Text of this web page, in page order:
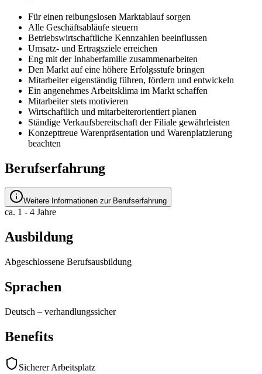
Für einen reibungslosen Marktablauf sorgen
Alle Geschäftsabläufe steuern
Betriebswirtschaftliche Kennzahlen beeinflussen
Umsatz- und Ertragsziele erreichen
Eng mit der Inhaberfamilie zusammenarbeiten
Den Markt auf eine höhere Erfolgsstufe bringen
Mitarbeiter eigenständig führen, fördern und entwickeln
Ein angenehmes Arbeitsklima im Markt schaffen
Mitarbeiter stets motivieren
Wirtschaftlich und mitarbeiterorientiert planen
Ständige Verkaufsbereitschaft der Filiale gewährleisten
Konzepttreue Warenpräsentation und Warenplatzierung
beachten
Berufserfahrung
Weitere Informationen zur Berufserfahrung
ca. 1 - 4 Jahre
Ausbildung
Abgeschlossene Berufsausbildung
Sprachen
Deutsch – verhandlungssicher
Benefits
Sicherer Arbeitsplatz